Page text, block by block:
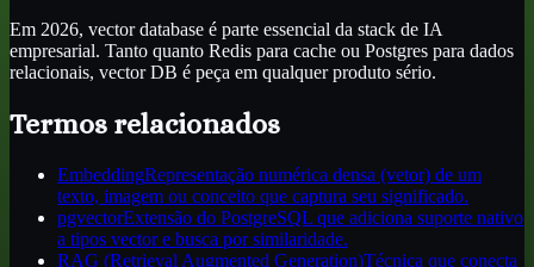
Em 2026, vector database é parte essencial da stack de IA
empresarial. Tanto quanto Redis para cache ou Postgres para dados
relacionais, vector DB é peça em qualquer produto sério.
Termos relacionados
EmbeddingRepresentação numérica densa (vetor) de um
texto, imagem ou conceito que captura seu significado.
pgvectorExtensão do PostgreSQL que adiciona suporte nativo
a tipos vector e busca por similaridade.
RAG (Retrieval Augmented Generation)Técnica que conecta